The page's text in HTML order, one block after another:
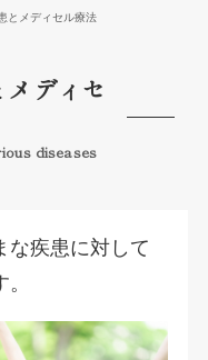
とメディセル療法
ディセ
diseases
な疾患に対して